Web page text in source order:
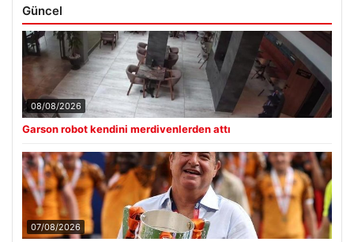
Güncel
08/08/2026
Garson robot kendini merdivenlerden attı
07/08/2026